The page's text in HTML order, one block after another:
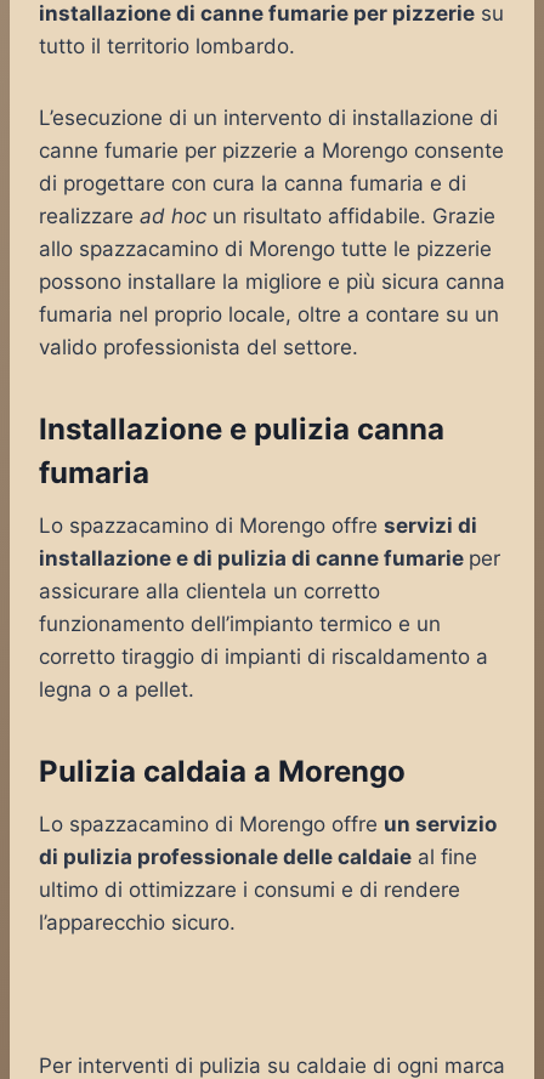
installazione di canne fumarie per pizzerie su
tutto il territorio lombardo.
L’esecuzione di un intervento di installazione di
canne fumarie per pizzerie a Morengo consente
di progettare con cura la canna fumaria e di
realizzare ad hoc un risultato affidabile. Grazie
allo spazzacamino di Morengo tutte le pizzerie
possono installare la migliore e più sicura canna
fumaria nel proprio locale, oltre a contare su un
valido professionista del settore.
Installazione e pulizia canna
fumaria
Lo spazzacamino di Morengo offre servizi di
installazione e di pulizia di canne fumarie per
assicurare alla clientela un corretto
funzionamento dell’impianto termico e un
corretto tiraggio di impianti di riscaldamento a
legna o a pellet.
Pulizia caldaia a Morengo
Lo spazzacamino di Morengo offre un servizio
di pulizia professionale delle caldaie al fine
ultimo di ottimizzare i consumi e di rendere
l’apparecchio sicuro.
Per interventi di pulizia su caldaie di ogni marca